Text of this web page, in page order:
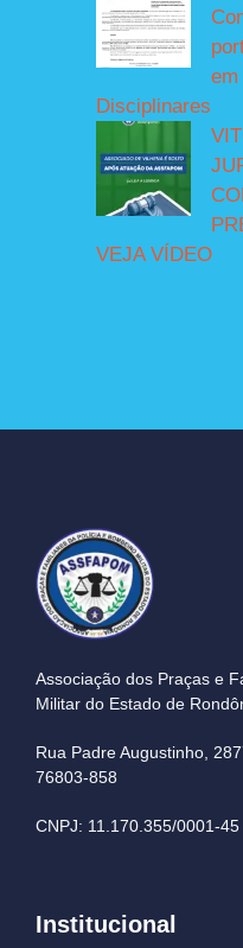
em
Disciplinares
VEJA VÍDEO
Associação dos Praças e
Militar do Estado de
Rua Padre Augustinho,
76803-858
CNPJ: 11.170.355/0001-45
Institucional